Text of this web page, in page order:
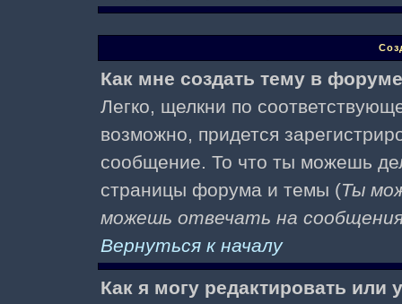
Как мне создать тему в
Легко, щелкни по
возможно, придется
сообщение. То что ты можешь
страницы форума и темы (Ты
можешь отвечать на
Вернуться к началу
Как я могу редактировать или